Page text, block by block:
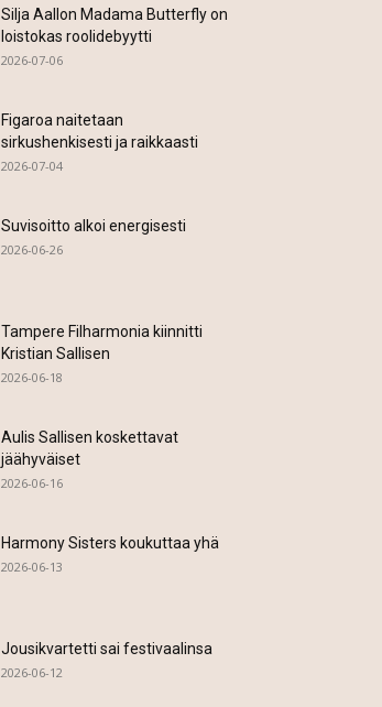
Silja Aallon Madama Butterfly on
loistokas roolidebyytti
2026-07-06
Figaroa naitetaan
sirkushenkisesti ja raikkaasti
2026-07-04
Suvisoitto alkoi energisesti
2026-06-26
Tampere Filharmonia kiinnitti
Kristian Sallisen
2026-06-18
Aulis Sallisen koskettavat
jäähyväiset
2026-06-16
Harmony Sisters koukuttaa yhä
2026-06-13
Jousikvartetti sai festivaalinsa
2026-06-12